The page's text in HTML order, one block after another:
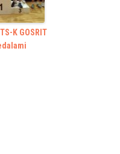
K GOSRIT